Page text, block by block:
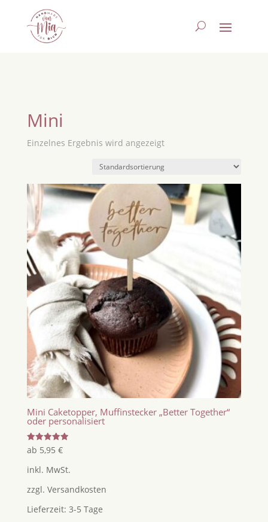
Mini
Einzelnes Ergebnis wird angezeigt
Mini Caketopper, Muffinstecker „Better Together“
oder personalisiert
Bewertet
mit
von 5
ab 5,95 €
inkl. MwSt.
zzgl. Versandkosten
Lieferzeit: 3-5 Tage